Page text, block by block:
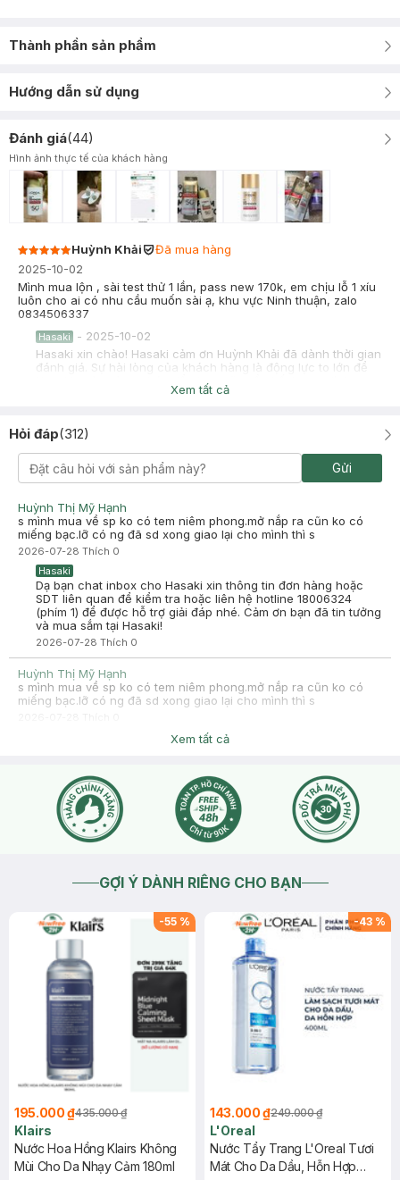
Thành phần sản phẩm
Hướng dẫn sử dụng
Đánh giá(44)
Hình ảnh thực tế của khách hàng
Huỳnh Khải
Đã mua hàng
2025-10-02
Mình mua lộn , sài test thử 1 lần, pass new 170k, em chịu lỗ 1 xíu
luôn cho ai có nhu cầu muốn sài ạ, khu vực Ninh thuận, zalo
0834506337
Hasaki - 2025-10-02
Hasaki xin chào! Hasaki cảm ơn Huỳnh Khải đã dành thời gian
đánh giá. Sự hài lòng của khách hàng là động lực to lớn để
Hasaki ngày càng phát triển hơn nữa về chất lượng dịch vụ.
Cảm ơn bạn đã tin tưởng và mua sắm tại Hasaki!
2025-09-20
Mình mua lộn , sài test thử 1 lần, pass new 170k, em chịu lỗ 1 xíu
luôn cho ai có nhu cầu muốn sài ạ, khu vực bình dương, zalo
0912428712
Hasaki -2025-09-20
Hasaki xin chào! Hasaki cảm ơn Ngân Thanh đã dành thời
gian đánh giá. Sự hài lòng của khách hàng là động lực to lớn
để Hasaki ngày càng phát triển hơn nữa về chất lượng dịch
vụ. Cảm ơn bạn đã tin tưởng và mua sắm tại Hasaki!
Xem tất cả
Hỏi đáp(312)
Gửi
Huỳnh Thị Mỹ Hạnh
s mình mua về sp ko có tem niêm phong.mở nắp ra cũn ko có
miếng bạc.lỡ có ng đã sd xong giao lại cho mình thì s
2026-07-28 Thích 0
Hasaki
Dạ bạn chat inbox cho Hasaki xin thông tin đơn hàng hoặc
SDT liên quan để kiểm tra hoặc liên hệ hotline 18006324
(phím 1) để được hỗ trợ giải đáp nhé. Cảm ơn bạn đã tin tưởng
và mua sắm tại Hasaki!
2026-07-28 Thích 0
Huỳnh Thị Mỹ Hạnh
s mình mua về sp ko có tem niêm phong.mở nắp ra cũn ko có
miếng bạc.lỡ có ng đã sd xong giao lại cho mình thì s
(phím 1) để được hỗ trợ giải đáp nhé. Cảm ơn bạn đã tin tưởng
và mua sắm tại Hasaki!
2026-07-28Thích
Xem tất cả
GỢI Ý DÀNH RIÊNG CHO BẠN
-55 %
195.000 ₫435.000 ₫
Klairs
Nước Hoa Hồng Klairs Không
Mùi Cho Da Nhạy Cảm 180ml
-43 %
143.000 ₫249.000 ₫
L'Oreal
Nước Tẩy Trang L'Oreal Tươi
Mát Cho Da Dầu, Hỗn Hợp